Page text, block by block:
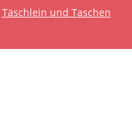
Täschlein und Taschen